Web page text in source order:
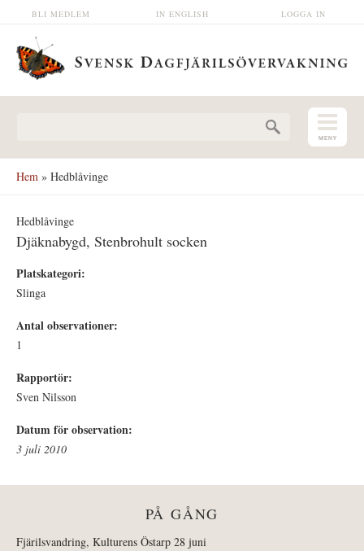
Hoppa till huvudinnehåll LOGGA IN
IN ENGLISH
BLI MEDLEM
Hem » Hedblåvinge
Hedblåvinge
Djäknabygd, Stenbrohult socken
Platskategori:
Slinga
Antal observationer:
1
Rapportör:
Sven Nilsson
Datum för observation:
3 juli 2010
PÅ GÅNG
Fjärilsvandring, Kulturens Östarp 28 juni